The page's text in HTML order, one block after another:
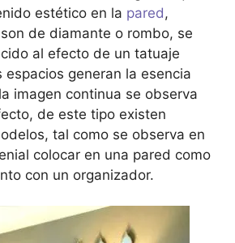
estético en la pared,
de diamante o rombo, se
al efecto de un tatuaje
generan la esencia
imagen continua se observa
de este tipo existen
tal como se observa en
colocar en una pared como
con un organizador.